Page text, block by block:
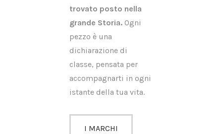
trovato posto nella
grande Storia. Ogni
pezzo è una
dichiarazione di
classe, pensata per
accompagnarti in ogni
istante della tua vita.
I MARCHI